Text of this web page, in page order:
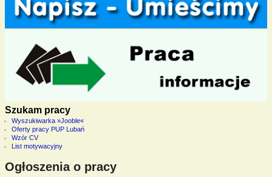
Szukam pracy
Wyszukiwarka »Jooble«
Oferty pracy PUP Lubań
Wzór CV
List motywacyjny
Ogłoszenia o pracy